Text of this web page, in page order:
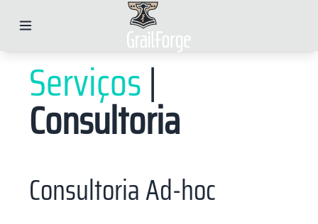
Serviços|
Consultoria
Consultoria Ad-hoc